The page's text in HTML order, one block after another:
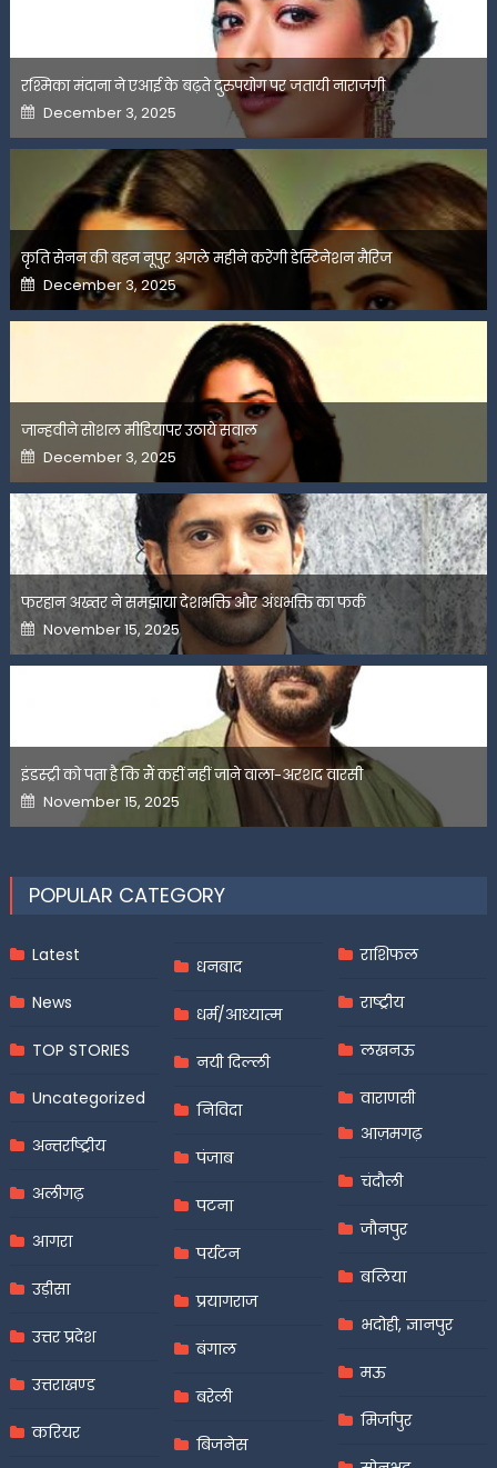
रश्मिका मंदाना ने एआई के बढ़ते दुरुपयोग पर जतायी नाराजगी
Posted
on
December 3, 2025
कृति सेनन की बहन नूपुर अगले महीने करेंगी डेस्टिनेशन मैरिज
Posted
on
December 3, 2025
जान्हवीने सोशल मीडियापर उठाये सवाल
Posted
on
December 3, 2025
फरहान अख्तर ने समझाया देशभक्ति और अंधभक्ति का फर्क
Posted
on
November 15, 2025
इंडस्ट्री को पता है कि मैं कहीं नहीं जाने वाला-अरशद वारसी
Posted
on
November 15, 2025
POPULAR CATEGORY
Latest
News
TOP STORIES
Uncategorized
अन्तर्राष्ट्रीय
अलीगढ़
आगरा
उड़ीसा
उत्तर प्रदेश
उत्तराखण्ड
करियर
धनबाद
धर्म/आध्यात्म
नयी दिल्ली
निविदा
पंजाब
पटना
पर्यटन
प्रयागराज
बंगाल
बरेली
बिजनेस
राशिफल
राष्ट्रीय
लखनऊ
वाराणसी
आज़मगढ़
चंदौली
जौनपुर
बलिया
भदोही, ज्ञानपुर
मऊ
मिर्जापुर